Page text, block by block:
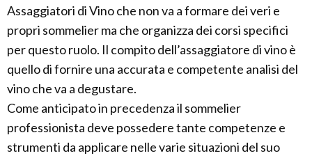
Assaggiatori di Vino che non va a formare dei veri e
propri sommelier ma che organizza dei corsi specifici
per questo ruolo. Il compito dell’assaggiatore di vino è
quello di fornire una accurata e competente analisi del
vino che va a degustare.
Come anticipato in precedenza il sommelier
professionista deve possedere tante competenze e
strumenti da applicare nelle varie situazioni del suo